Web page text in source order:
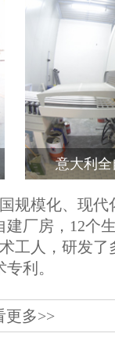
意大利
规模化、现代
厂房，12个
工人，研发了
专利。
更多>>